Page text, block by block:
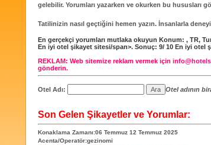
gelebilir. Yorumları yazarken ve okurken bu hususları
Tatilinizin nasıl geçtiğini hemen yazın. İnsanlarla
En gerçekçi yorumları mutlaka okuyun Konum: , TR,
En iyi otel şikayet sitesi/span>. Sonuç: 9/ 10 En iyi otel
REKLAM: Web sitemize reklam vermek için
gönderin.
Otel Adı: Otel adının
Son Gelen Şikayetler ve Yorumlar:
Konaklama Zamanı:06 Temmuz 12 Temmuz 2025
Acenta/Operatör:gezinomi